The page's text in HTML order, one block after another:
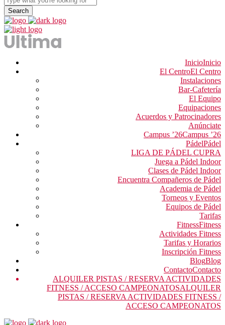
InicioInicio
El CentroEl Centro
Instalaciones
Bar-Cafetería
El Equipo
Equipaciones
Acuerdos y Patrocinadores
Anúnciate
Campus ’26Campus ’26
PádelPádel
LIGA DE PÁDEL CUPRA
Juega a Pádel Indoor
Clases de Pádel Indoor
Encuentra Compañeros de Pádel
Academia de Pádel
Torneos y Eventos
Equipos de Pádel
Tarifas
FitnessFitness
Actividades Fitness
Tarifas y Horarios
Inscripción Fitness
BlogBlog
ContactoContacto
ALQUILER PISTAS / RESERVA ACTIVIDADES
FITNESS / ACCESO CAMPEONATOSALQUILER
PISTAS / RESERVA ACTIVIDADES FITNESS /
ACCESO CAMPEONATOS